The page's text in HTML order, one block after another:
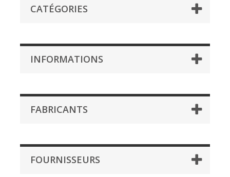
CATÉGORIES
INFORMATIONS
FABRICANTS
FOURNISSEURS